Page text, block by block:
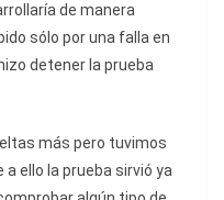
de manera
sólo por una falla en
detener la prueba
más pero tuvimos
ello la prueba sirvió ya